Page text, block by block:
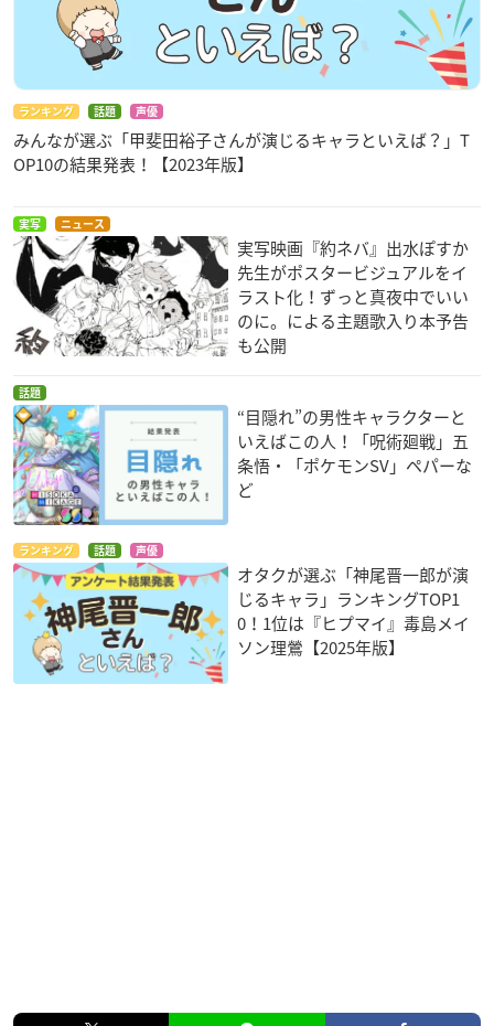
ランキング 話題 声優
みんなが選ぶ「甲斐田裕子さんが演じるキャラといえば？」T
OP10の結果発表！【2023年版】
実写 ニュース
実写映画『約ネバ』出水ぽすか
先生がポスタービジュアルをイ
ラスト化！ずっと真夜中でいい
のに。による主題歌入り本予告
も公開
話題
“目隠れ”の男性キャラクターと
いえばこの人！「呪術廻戦」五
条悟・「ポケモンSV」ペパーな
ど
ランキング 話題 声優
オタクが選ぶ「神尾晋一郎が演
じるキャラ」ランキングTOP1
0！1位は『ヒプマイ』毒島メイ
ソン理鶯【2025年版】